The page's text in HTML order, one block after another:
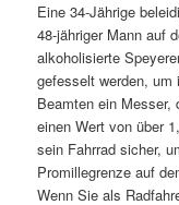
Eine 34-Jährige
48-jähriger Mann auf
alkoholisierte
gefesselt werden, um
Beamten ein Messer,
einen Wert von über
sein Fahrrad sicher,
Promillegrenze auf
Wenn Sie als